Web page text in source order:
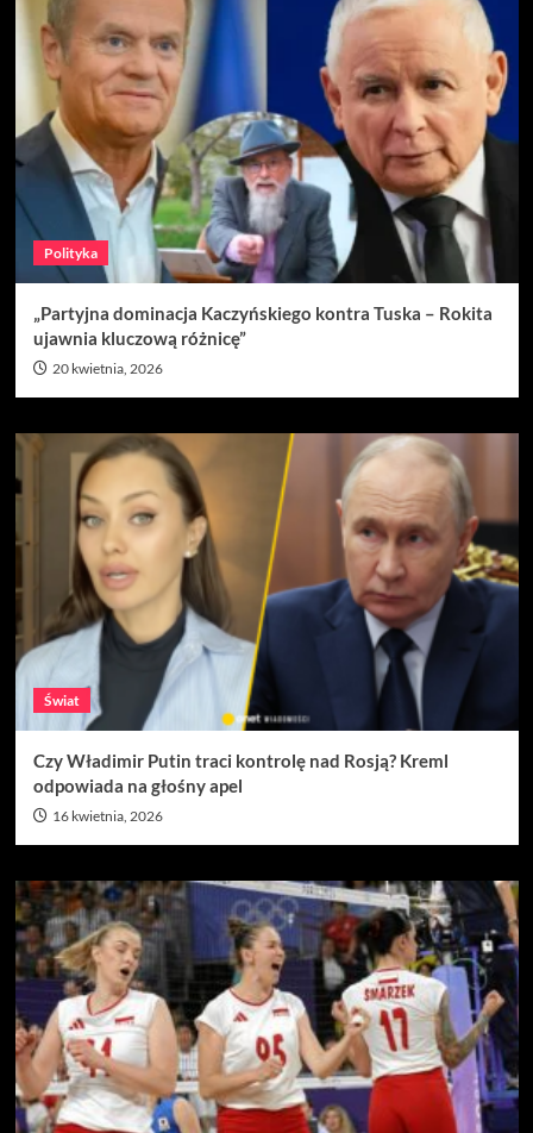
Polityka
„Partyjna dominacja Kaczyńskiego kontra Tuska – Rokita
ujawnia kluczową różnicę”
20 kwietnia, 2026
Świat
Czy Władimir Putin traci kontrolę nad Rosją? Kreml
odpowiada na głośny apel
16 kwietnia, 2026